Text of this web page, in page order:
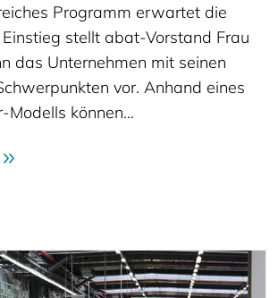
Programm erwartet die
stellt abat-Vorstand Frau
das Unternehmen mit seinen
vor. Anhand eines
Modells können…